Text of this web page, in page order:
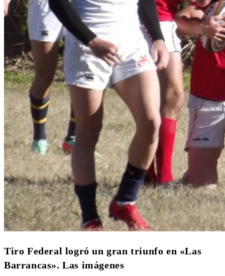
Tiro Federal logró un gran triunfo en «Las
Barrancas». Las imágenes